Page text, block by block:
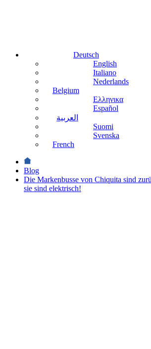
Deutsch
English
Italiano
Nederlands
Belgium
Ελληνικα
Español
العربية
Suomi
Svenska
French
Blog
Die Markenbusse von Chiquita sind
sie sind elektrisch!